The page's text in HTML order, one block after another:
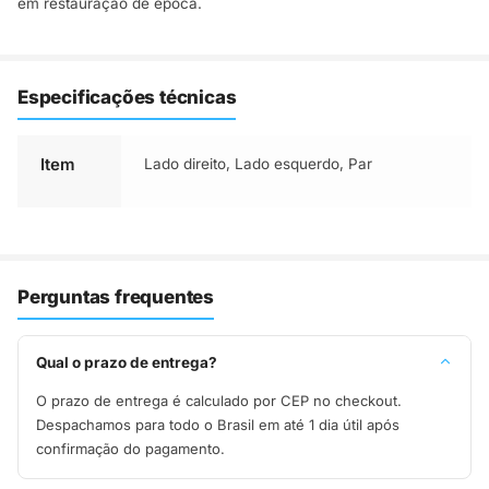
Especificações técnicas
Item Lado direito, Lado esquerdo, Par
Perguntas frequentes
Qual o prazo de entrega?
O prazo de entrega é calculado por CEP no checkout.
Despachamos para todo o Brasil em até 1 dia útil após
confirmação do pagamento.